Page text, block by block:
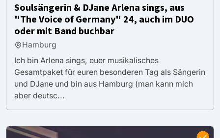
Soulsängerin & DJane Arlena sings, aus
"The Voice of Germany" 24, auch im DUO
oder mit Band buchbar
Hamburg
Ich bin Arlena sings, euer musikalisches
Gesamtpaket für euren besonderen Tag als Sängerin
und DJane und bin aus Hamburg (man kann mich
aber deutsc...